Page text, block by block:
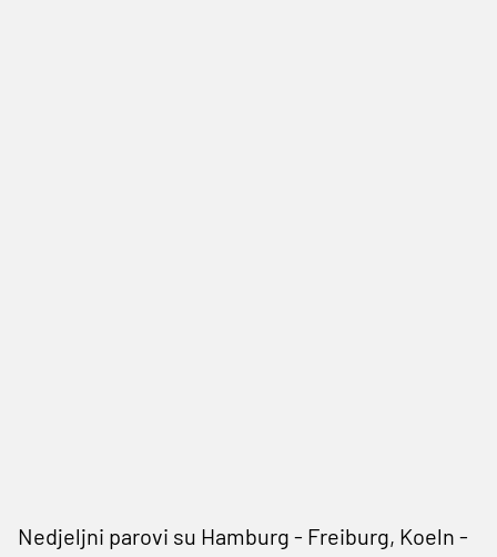
Nedjeljni parovi su Hamburg - Freiburg, Koeln -